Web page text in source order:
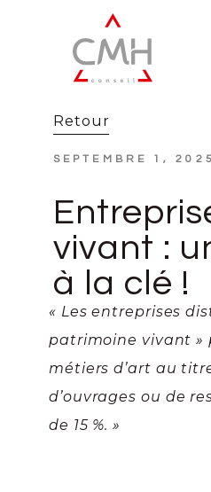
Retour
SEPTEMBRE 1, 2025
vivant :
à la clé !
« Les entreprises
patrimoine vivant »
métiers d’art au
d’ouvrages ou de
de 15 %. »